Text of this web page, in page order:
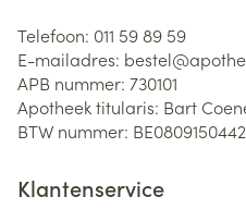
Telefoon: 011 59 89 59
E-mailadres: bestel@
APB nummer: 730101
Apotheek titularis: Bart
BTW nummer: BE0809150442
Klantenservice